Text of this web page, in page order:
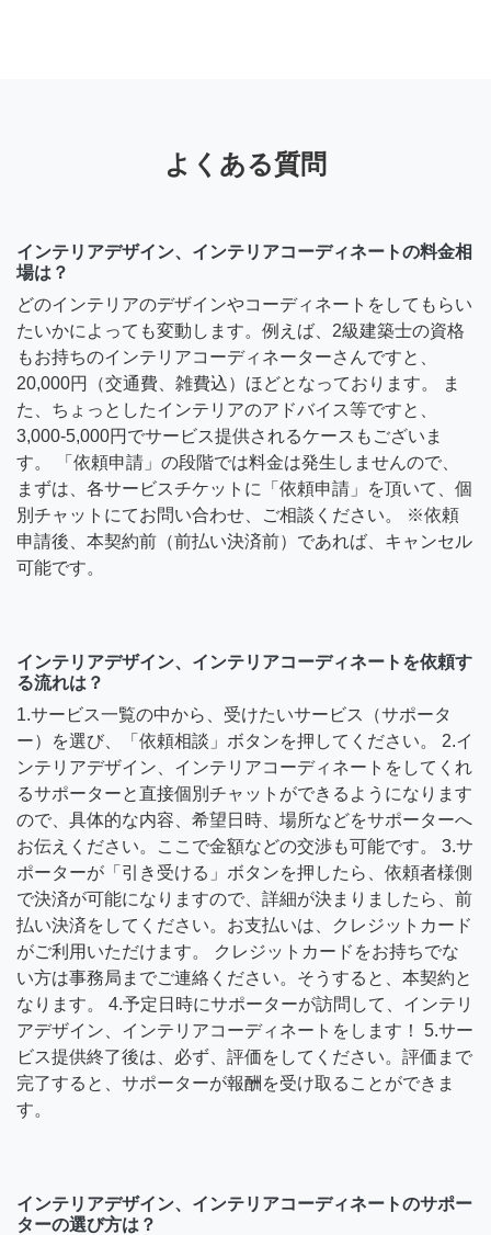
よくある質問
インテリアデザイン、インテリアコーディネートの料金相
場は？
どのインテリアのデザインやコーディネートをしてもらい
たいかによっても変動します。例えば、2級建築士の資格
もお持ちのインテリアコーディネーターさんですと、
20,000円（交通費、雑費込）ほどとなっております。 ま
た、ちょっとしたインテリアのアドバイス等ですと、
3,000-5,000円でサービス提供されるケースもございま
す。 「依頼申請」の段階では料金は発生しませんので、
まずは、各サービスチケットに「依頼申請」を頂いて、個
別チャットにてお問い合わせ、ご相談ください。 ※依頼
申請後、本契約前（前払い決済前）であれば、キャンセル
可能です。
インテリアデザイン、インテリアコーディネートを依頼す
る流れは？
1.サービス一覧の中から、受けたいサービス（サポータ
ー）を選び、「依頼相談」ボタンを押してください。 2.イ
ンテリアデザイン、インテリアコーディネートをしてくれ
るサポーターと直接個別チャットができるようになります
ので、具体的な内容、希望日時、場所などをサポーターへ
お伝えください。ここで金額などの交渉も可能です。 3.サ
ポーターが「引き受ける」ボタンを押したら、依頼者様側
で決済が可能になりますので、詳細が決まりましたら、前
払い決済をしてください。お支払いは、クレジットカード
がご利用いただけます。 クレジットカードをお持ちでな
い方は事務局までご連絡ください。そうすると、本契約と
なります。 4.予定日時にサポーターが訪問して、インテリ
アデザイン、インテリアコーディネートをします！ 5.サー
ビス提供終了後は、必ず、評価をしてください。評価まで
完了すると、サポーターが報酬を受け取ることができま
す。
インテリアデザイン、インテリアコーディネートのサポー
ターの選び方は？